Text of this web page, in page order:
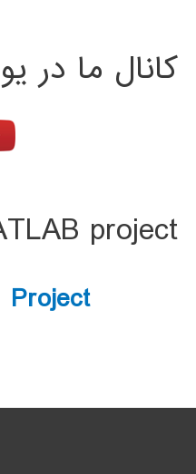
کانال ما در
project